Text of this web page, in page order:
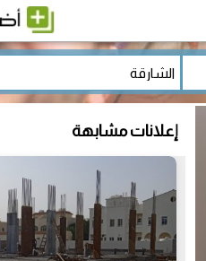
إعلانات مشابهة